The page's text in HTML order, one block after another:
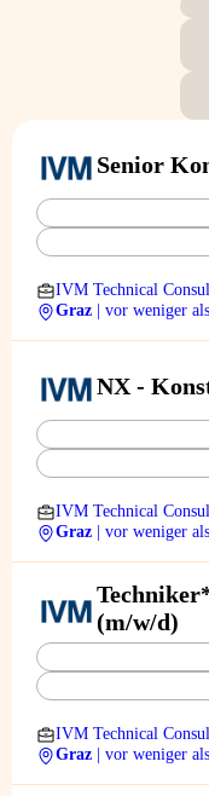
Senior
IVM Technical
Graz
| vor weniger
NX -
IVM Technical
Graz
| vor weniger
(m/w/d)
IVM Technical
Graz
| vor weniger